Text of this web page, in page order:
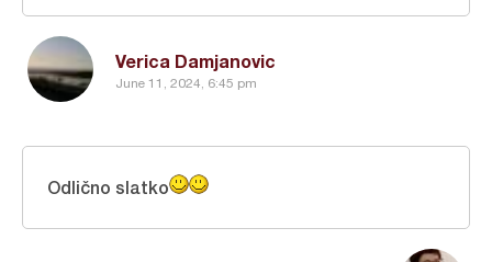
Verica Damjanovic
June 11, 2024, 6:45 pm
Odlično slatko